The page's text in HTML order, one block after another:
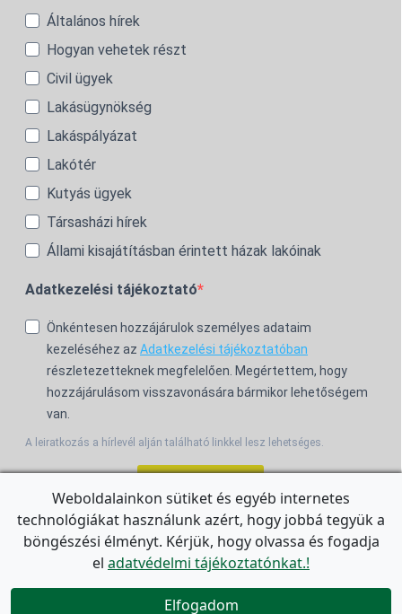
Általános hírek
Hogyan vehetek részt
Civil ügyek
Lakásügynökség
Lakáspályázat
Lakótér
Kutyás ügyek
Társasházi hírek
Állami kisajátításban érintett házak lakóinak
Adatkezelési tájékoztató
Önkéntesen hozzájárulok személyes adataim
kezeléséhez az Adatkezelési tájékoztatóban
részletezetteknek megfelelően. Megértettem, hogy
hozzájárulásom visszavonására bármikor lehetőségem
van.
A leiratkozás a hírlevél alján található linkkel lesz lehetséges.
For the English Newsletter, clickHERE.

Weboldalainkon sütiket és egyéb internetes
technológiákat használunk azért, hogy jobbá tegyük a
böngészési élményt. Kérjük, hogy olvassa és fogadja
el adatvédelmi tájékoztatónkat.!
Elfogadom